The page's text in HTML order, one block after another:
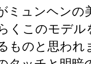
ミュンヘン
くこのモデ
ものと思わ